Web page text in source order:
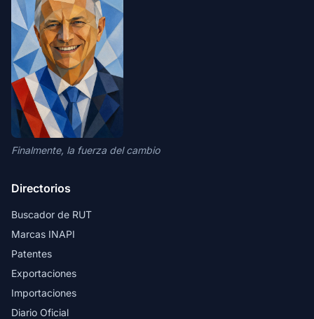
Finalmente, la fuerza del cambio
Directorios
Buscador de RUT
Marcas INAPI
Patentes
Exportaciones
Importaciones
Diario Oficial